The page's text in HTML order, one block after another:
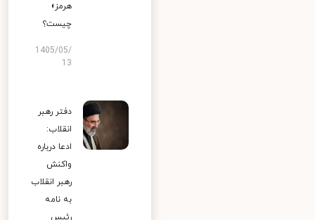
هرمز»
چیست؟
1405/05/
13
دفتر رهبر
انقلاب:
ادعا درباره
واکنش
رهبر انقلاب
به نامه
رئیس